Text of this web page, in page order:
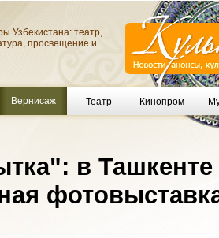
Узбекистана: театр,
просвещение и
Вернисаж Театр Кинопром
в